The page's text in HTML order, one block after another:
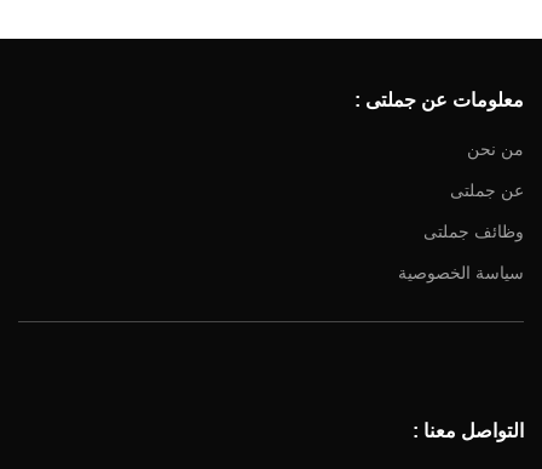
معلومات عن جملتى :
من نحن
عن جملتى
وظائف جملتى
سياسة الخصوصية
التواصل معنا :